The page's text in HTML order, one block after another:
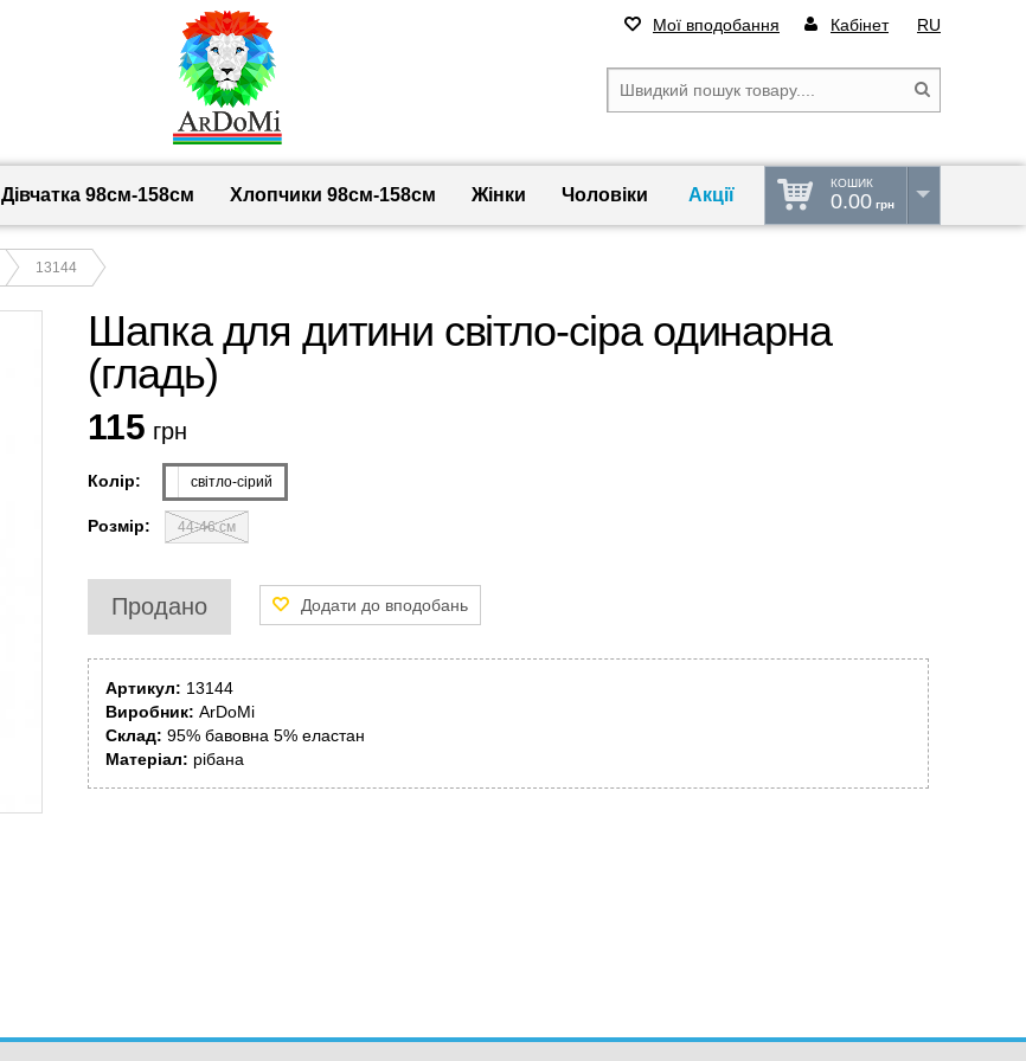
Мої вподобання Кабінет RU
Дівчатка 98cм-158см Хлопчики 98см-158см Жінки Чоловіки Акції
КОШИК
0.00 грн
13144
Шапка для дитини світло-сіра одинарна
(гладь)
115 грн
Колір: світло-сірий
Розмір: 44-46 см
Продано
Артикул: 13144
Виробник: ArDoMi
Склад: 95% бавовна 5% еластан
Матеріал: рібана